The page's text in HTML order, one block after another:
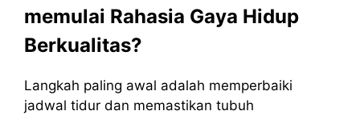
memulai Rahasia Gaya Hidup
Berkualitas?
Langkah paling awal adalah memperbaiki
jadwal tidur dan memastikan tubuh